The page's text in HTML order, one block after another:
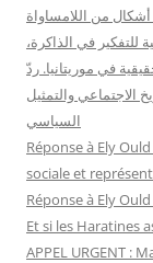
من اللامساواة
للتفكير في الذاكرة،
في موريتانيا. ردّ
الاجتماعي والتمثيل
السياسي
Réponse à Ely
sociale et
Réponse à Ely
Et si les Haratines
APPEL URGENT :